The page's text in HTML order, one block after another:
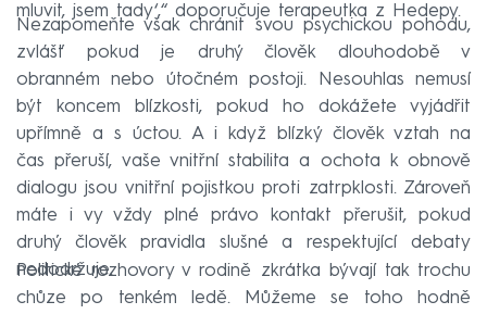
mluvit, jsem tady‘,“ doporučuje terapeutka z Hedepy.
Nezapomeňte však chránit svou psychickou pohodu,
zvlášť pokud je druhý člověk dlouhodobě v
obranném nebo útočném postoji. Nesouhlas nemusí
být koncem blízkosti, pokud ho dokážete vyjádřit
upřímně a s úctou. A i když blízký člověk vztah na
čas přeruší, vaše vnitřní stabilita a ochota k obnově
dialogu jsou vnitřní pojistkou proti zatrpklosti. Zároveň
máte i vy vždy plné právo kontakt přerušit, pokud
druhý člověk pravidla slušné a respektující debaty
nedodržuje.
Politické rozhovory v rodině zkrátka bývají tak trochu
chůze po tenkém ledě. Můžeme se toho hodně